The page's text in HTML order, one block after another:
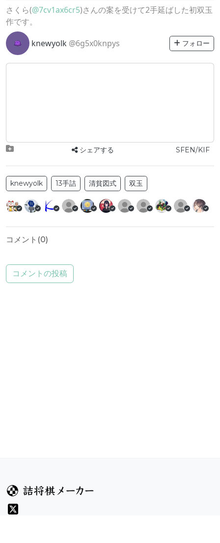
さくら(@7cv1ax6cr5)さんの案を受けて2手延ばした初双玉
作です。
knewyolk @6g5x0knpys フォロー
シェアする SFEN/KIF
knewyolk 13手詰 清貧図式 双玉
コメント(0)
コメントの投稿